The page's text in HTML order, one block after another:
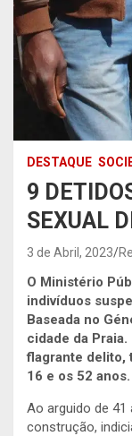
DESTAQUE
9
SEXUAL
3 de Abril, 2023
O Ministério
indivíduos
Baseada no
cidade da
flagrante delito,
16 e os 52 anos.
Ao arguido de 41
construção,